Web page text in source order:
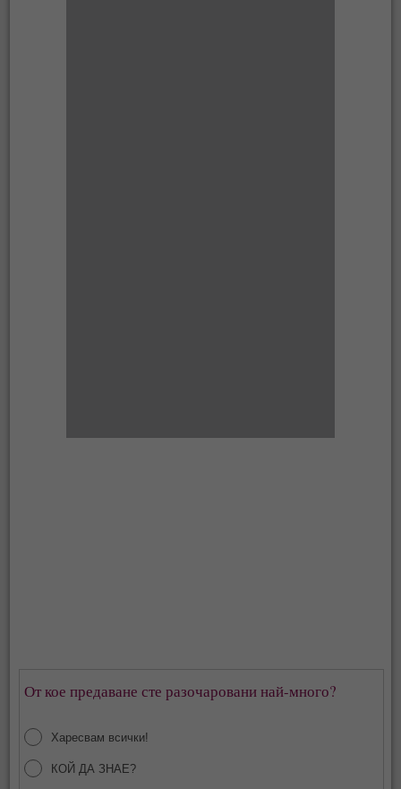
От кое предаване сте разочаровани най-много?
Харесвам всички!
КОЙ ДА ЗНАЕ?